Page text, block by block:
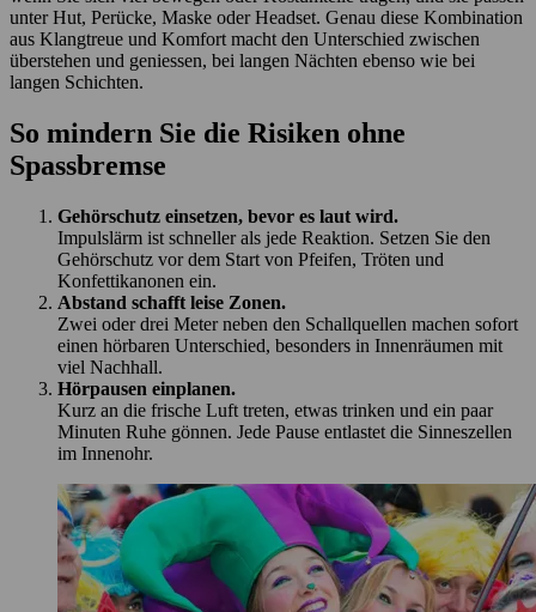
unter Hut, Perücke, Maske oder Headset. Genau diese Kombination
aus Klangtreue und Komfort macht den Unterschied zwischen
überstehen und geniessen, bei langen Nächten ebenso wie bei
langen Schichten.
So mindern Sie die Risiken ohne
Spassbremse
Gehörschutz einsetzen, bevor es laut wird.
Impulslärm ist schneller als jede Reaktion. Setzen Sie den
Gehörschutz vor dem Start von Pfeifen, Tröten und
Konfettikanonen ein.
Abstand schafft leise Zonen.
Zwei oder drei Meter neben den Schallquellen machen sofort
einen hörbaren Unterschied, besonders in Innenräumen mit
viel Nachhall.
Hörpausen einplanen.
Kurz an die frische Luft treten, etwas trinken und ein paar
Minuten Ruhe gönnen. Jede Pause entlastet die Sinneszellen
im Innenohr.